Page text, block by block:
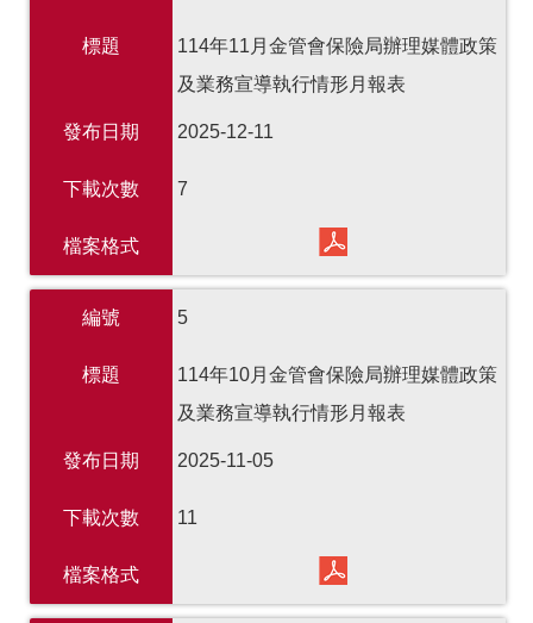
標題
114年11月金管會保險局辦理媒體政策
及業務宣導執行情形月報表
發布日期 2025-12-11
下載次數 7
檔案格式
編號 5
標題
114年10月金管會保險局辦理媒體政策
及業務宣導執行情形月報表
發布日期 2025-11-05
下載次數 11
檔案格式